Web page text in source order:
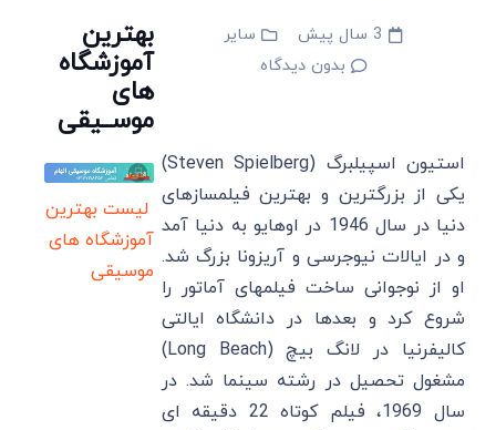
3 سال پیش
سایر
بدون دیدگاه
استیون اسپیلبرگ (Steven Spielberg)
یکی از بزرگترین و بهترین فیلمسازهای
دنیا در سال 1946 در اوهایو به دنیا آمد
و در ایالات نیوجرسی و آریزونا بزرگ شد.
او از نوجوانی ساخت فیلمهای آماتور را
شروع کرد و بعدها در دانشگاه ایالتی
کالیفرنیا در لانگ بیچ (Long Beach)
مشغول تحصیل در رشته سینما شد. در
سال 1969، فیلم کوتاه 22 دقیقه ای
بهترین
آموزشگاه
های
موســیقی
لیست بهترین
آموزشگاه های
موسیقی